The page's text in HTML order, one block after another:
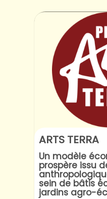
ARTS TERRA
Un modèle
prospère issu
sein de bâtis
jardins agro-